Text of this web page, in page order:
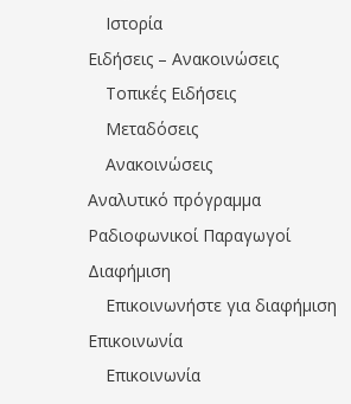
Ιστορία
Ειδήσεις – Ανακοινώσεις
Τοπικές Ειδήσεις
Μεταδόσεις
Ανακοινώσεις
Αναλυτικό πρόγραμμα
Ραδιοφωνικοί Παραγωγοί
Διαφήμιση
Επικοινωνήστε για διαφήμιση
Επικοινωνία
Επικοινωνία